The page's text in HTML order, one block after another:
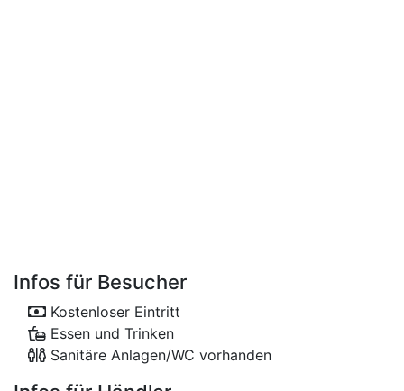
Infos für Besucher
Kostenloser Eintritt
Essen und Trinken
Sanitäre Anlagen/WC vorhanden